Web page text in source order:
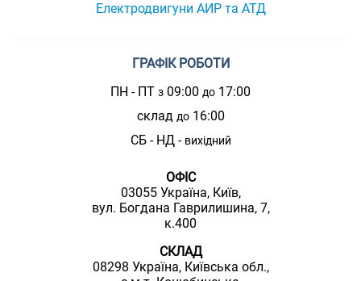
Електродвигуни АИР та АТД
ГРАФІК РОБОТИ
ПН - ПТ з 09:00 до 17:00
склад до16:00
СБ - НД - вихідний
ОФІС
03055 Україна, Київ,
вул. Богдана Гаврилишина, 7,
к.400
СКЛАД
08298 Україна, Київська обл.,